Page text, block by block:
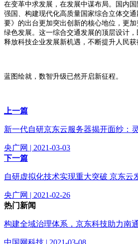
在变革中求发展，在发展中谋布局。国内
强国、构建现代化高质量国家综合立体交
要》的出台更加突出创新的核心地位，更
绿色发展。这一综合交通发展的顶层设计
释放科技企业发展新机遇，不断提升人民获
蓝图绘就，数智升级已然开启新征程。
上一篇
新一代自研京东云服务器揭开面纱：
央广网 | 2021-03-03
下一篇
自研虚拟化技术实现重大突破 京东云
央广网 | 2021-02-26
热门新闻
构建全域治理体系，京东科技助力南